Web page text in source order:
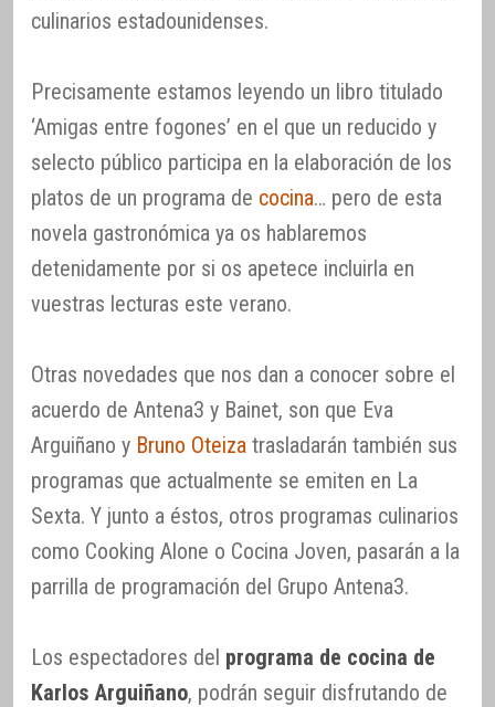
culinarios estadounidenses.
Precisamente estamos leyendo un libro titulado
‘Amigas entre fogones’ en el que un reducido y
selecto público participa en la elaboración de los
platos de un programa de cocina… pero de esta
novela gastronómica ya os hablaremos
detenidamente por si os apetece incluirla en
vuestras lecturas este verano.
Otras novedades que nos dan a conocer sobre el
acuerdo de Antena3 y Bainet, son que Eva
Arguiñano y Bruno Oteiza trasladarán también sus
programas que actualmente se emiten en La
Sexta. Y junto a éstos, otros programas culinarios
como Cooking Alone o Cocina Joven, pasarán a la
parrilla de programación del Grupo Antena3.
Los espectadores del programa de cocina de
Karlos Arguiñano, podrán seguir disfrutando de